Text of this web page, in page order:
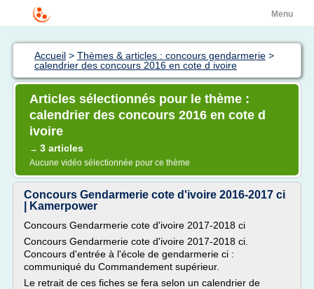
Menu
Accueil > Thèmes & articles : concours gendarmerie >
calendrier des concours 2016 en cote d ivoire
Articles sélectionnés pour le thème :
calendrier des concours 2016 en cote d
ivoire
→ 3 articles
Aucune vidéo sélectionnée pour ce thème
Concours Gendarmerie cote d'ivoire 2016-2017 ci
| Kamerpower
Concours Gendarmerie cote d'ivoire 2017-2018 ci
Concours Gendarmerie cote d'ivoire 2017-2018 ci.
Concours d'entrée à l'école de gendarmerie ci :
communiqué du Commandement supérieur.
Le retrait de ces fiches se fera selon un calendrier de